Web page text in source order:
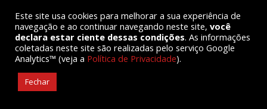
TERRITÓRIO INDÍGENA
TRABALHADORA RURAL (1)
Este site usa cookies para melhorar a sua experiência de
navegação e ao continuar navegando neste site, você
declara estar ciente dessas condições. As informações
coletadas neste site são realizadas pelo serviço Google
Analytics™ (veja a Política de Privacidade).
Fechar